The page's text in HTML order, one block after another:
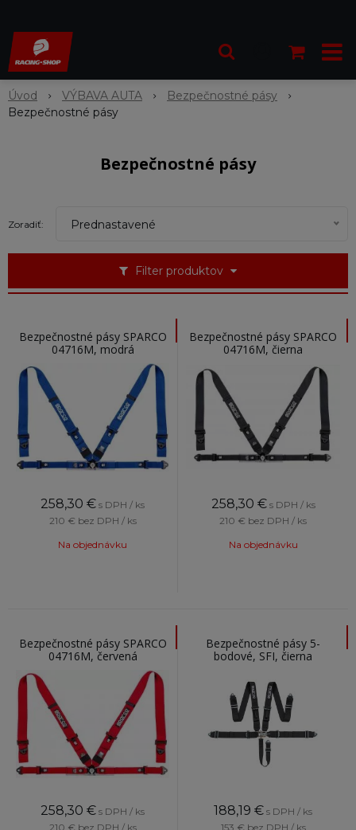
Úvod VÝBAVA AUTA
Bezpečnostné pásy
Bezpečnostné pásy
Bezpečnostné pásy
Filter produktov
Zoradiť: Prednastavené
Bezpečnostné pásy SPARCO
04716M, modrá
258,30 € s DPH / ks
210 € bez DPH / ks
Na objednávku
Bezpečnostné pásy SPARCO
04716M, čierna
258,30 € s DPH / ks
210 € bez DPH / ks
Na objednávku
Bezpečnostné pásy SPARCO
04716M, červená
258,30 € s DPH / ks
210 € bez DPH / ks
Bezpečnostné pásy 5-
bodové, SFI, čierna
188,19 € s DPH / ks
153 € bez DPH / ks